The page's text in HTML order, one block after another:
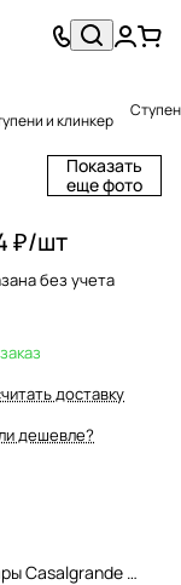
и клинкер
Показать
еще фото
₽/шт
без учета
доставку
дешевле?
Все товары Casalgrande Padana